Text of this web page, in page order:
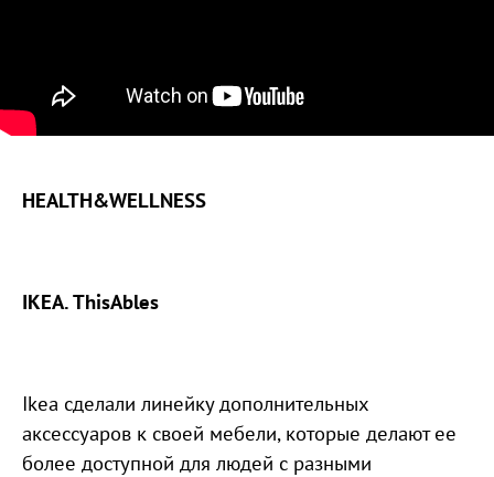
HEALTH&WELLNESS
IKEA. ThisAbles
Ikea сделали линейку дополнительных
аксессуаров к своей мебели, которые делают ее
более доступной для людей с разными